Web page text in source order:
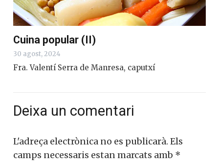
Cuina popular (II)
30 agost, 2024
Fra. Valentí Serra de Manresa, caputxí
Deixa un comentari
L'adreça electrònica no es publicarà. Els
camps necessaris estan marcats amb *